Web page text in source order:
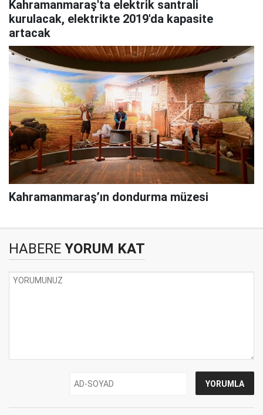
Kahramanmaraş'ta elektrik santrali
kurulacak, elektrikte 2019'da kapasite
artacak
Kahramanmaraş’ın dondurma müzesi
HABERE YORUM KAT